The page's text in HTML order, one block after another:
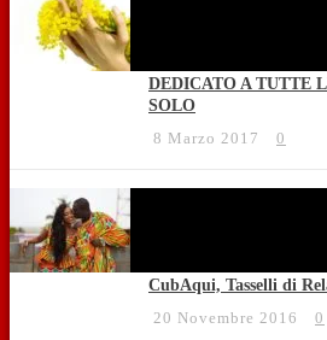
DEDICATO A TUTTE
SOLO
8 Marzo 2017
0
CubAqui, Tasselli di
20 Novembre 2016
0